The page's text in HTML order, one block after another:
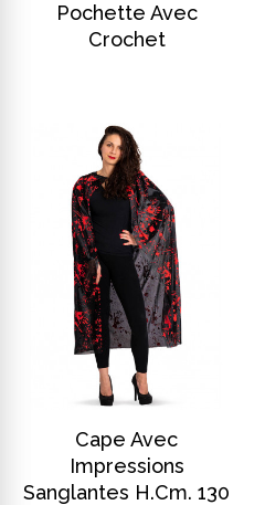
Pochette Avec
Crochet
Cape Avec
Impressions
Sanglantes H.cm. 130